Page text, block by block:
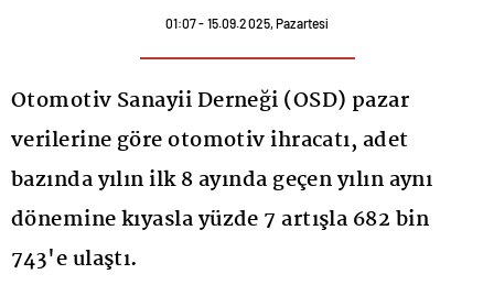
01:07 - 15.09.2025, Pazartesi
Otomotiv Sanayii Derneği (OSD) pazar
verilerine göre otomotiv ihracatı, adet
bazında yılın ilk 8 ayında geçen yılın aynı
dönemine kıyasla yüzde 7 artışla 682 bin
743'e ulaştı.